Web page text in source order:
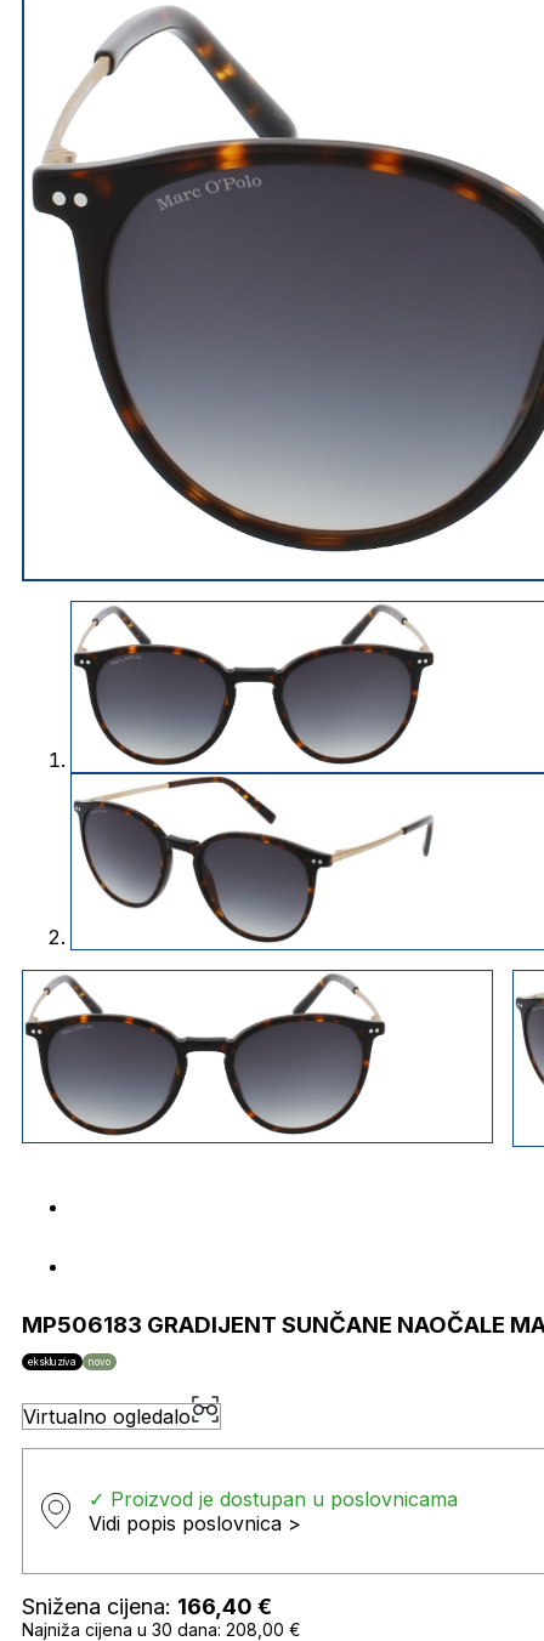
MP506183 GRADIJENT SUNČANE NAOČALE
ekskluziva novo
Virtualno ogledalo
✓ Proizvod je dostupan u poslovnicama
Vidi popis poslovnica >
Snižena cijena: 166,40 €
Najniža cijena u 30 dana: 208,00 €